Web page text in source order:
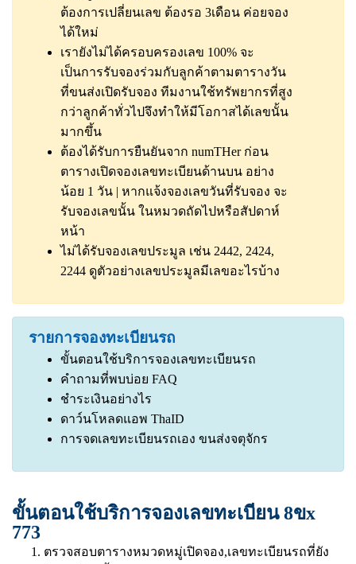
ต้องการเปลี่ยนเลข ต้องรอ 3เดือน ค่อยจอง
ได้ใหม่
เรายังไม่ได้ครอบครองเลข 100% จะ
เป็นการรับจองร่วมกับลูกค้าตามตารางวัน
ที่ขนส่งเปิดรับจอง ทีมงานใช้ทรัพยากรที่สูง
กว่าลูกค้าทั่วไปจึงทำให้มีโอกาสได้เลขนั้น
มากขึ้น
ต้องได้รับการยืนยันจาก numTHer ก่อน
ตารางเปิดจองเลขทะเบียนด้านบน อย่าง
น้อย 1 วัน | หากแจ้งจองเลขวันที่รับจอง จะ
รับจองเลขนั้น ในหมวดถัดไปหรือสัปดาห์
หน้า
ไม่ได้รับจองเลขประมูล เช่น 2442, 2424,
2244 ดูตัวอย่างเลขประมูลมีเลขอะไรบ้าง
รายการจองทะเบียนรถ
ขั้นตอนใช้บริการจองเลขทะเบียนรถ
คำถามที่พบบ่อย FAQ
ชำระเงินอย่างไร
ดาว์นโหลดแอพ ThaID
การจดเลขทะเบียนรถเอง ขนส่งจตุจักร
ขั้นตอนใช้บริการจองเลขทะเบียน 8ขx
773
ตรวจสอบตารางหมวดหมู่เปิดจอง,เลขทะเบียนรถที่ยัง